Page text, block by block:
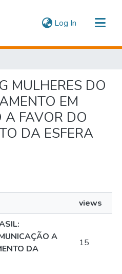
Log In (current)
MULHERES DO
EM
FAVOR DO
DA ESFERA
views
A
DA
15